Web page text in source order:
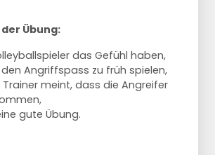
Übung:
das Gefühl haben,
Angriffspass zu früh spielen,
meint, dass die Angreifer
gute Übung.